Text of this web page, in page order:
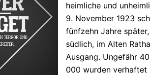
heimliche und
9. November 1923
fünfzehn Jahre
südlich, im Alten
Ausgang. Ungefähr
000 wurden verhaftet